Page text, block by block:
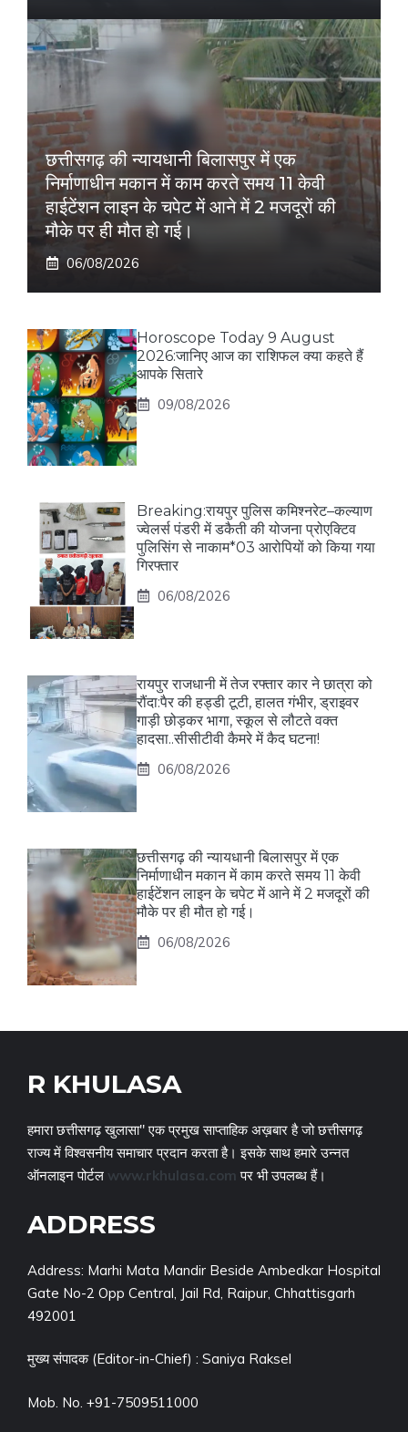
छत्तीसगढ़ की न्यायधानी बिलासपुर में एक
निर्माणाधीन मकान में काम करते समय 11 केवी
हाईटेंशन लाइन के चपेट में आने में 2 मजदूरों की
मौके पर ही मौत हो गई।
06/08/2026
Horoscope Today 9 August
2026:जानिए आज का राशिफल क्या कहते हैं
आपके सितारे
09/08/2026
Breaking:रायपुर पुलिस कमिश्नरेट–कल्याण
ज्वेलर्स पंडरी में डकैती की योजना प्रोएक्टिव
पुलिसिंग से नाकाम*03 आरोपियों को किया गया
गिरफ्तार
06/08/2026
रायपुर राजधानी में तेज रफ्तार कार ने छात्रा को
रौंदा:पैर की हड्डी टूटी, हालत गंभीर, ड्राइवर
गाड़ी छोड़कर भागा, स्कूल से लौटते वक्त
हादसा..सीसीटीवी कैमरे में कैद घटना!
06/08/2026
छत्तीसगढ़ की न्यायधानी बिलासपुर में एक
निर्माणाधीन मकान में काम करते समय 11 केवी
हाईटेंशन लाइन के चपेट में आने में 2 मजदूरों की
मौके पर ही मौत हो गई।
06/08/2026
R KHULASA
हमारा छत्तीसगढ़ खुलासा" एक प्रमुख साप्ताहिक अख़बार है जो छत्तीसगढ़
राज्य में विश्वसनीय समाचार प्रदान करता है। इसके साथ हमारे उन्नत
ऑनलाइन पोर्टल www.rkhulasa.com पर भी उपलब्ध हैं।
ADDRESS
Address: Marhi Mata Mandir Beside Ambedkar Hospital
Gate No-2 Opp Central, Jail Rd, Raipur, Chhattisgarh
492001
मुख्य संपादक (Editor-in-Chief) : Saniya Raksel
Mob. No. +91-7509511000